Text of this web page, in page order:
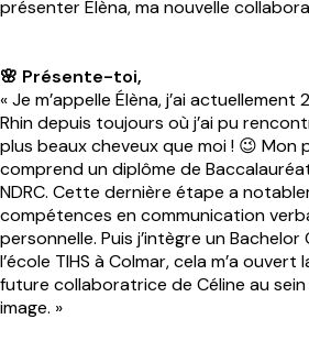
présenter Élèna, ma nouvelle
🌸 Présente-toi,
« Je m’appelle Élèna, j’ai
Rhin depuis toujours où j’ai pu
plus beaux cheveux que moi ! 😉 Mon
comprend un diplôme de Baccalauréat
NDRC. Cette dernière étape a
compétences en communication
personnelle. Puis j’intègre un
l’école TIHS à Colmar, cela m’a
future collaboratrice de Céline au sein
image. »